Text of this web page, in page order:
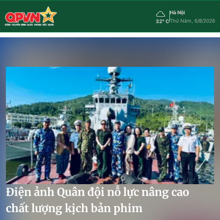
32° C
Hà Nội
Thứ Năm, 6/8/2026
Điện ảnh Quân đội nỗ lực nâng cao
chất lượng kịch bản phim